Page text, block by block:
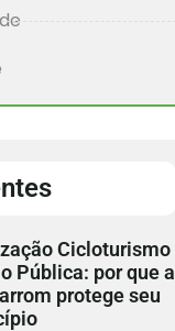
Cicloturismo
Pública: por que a
protege seu